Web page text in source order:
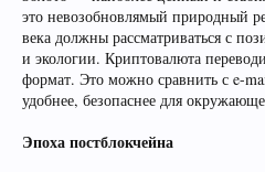
это невозобновлямый природный
века должны рассматриваться с
и экологии. Криптовалюта
формат. Это можно сравнить с e-
удобнее, безопаснее для
Эпоха постблокчейна